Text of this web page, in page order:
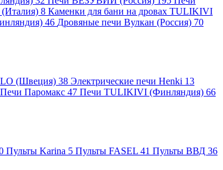
8 Каменки для бани на дровах TULIKIVI
46 Дровяные печи Вулкан (Россия) 70
(Швеция) 38 Электрические печи Henki 13
Печи Паромакс 47 Печи TULIKIVI (Финляндия) 66
Пульты Karina 5 Пульты FASEL 41 Пульты ВВД 36